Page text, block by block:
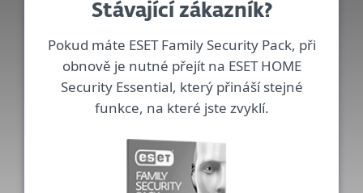
Stávající zákazník?
Pokud máte ESET Family Security Pack, při
obnově je nutné přejít na ESET HOME
Security Essential, který přináší stejné
funkce, na které jste zvyklí.